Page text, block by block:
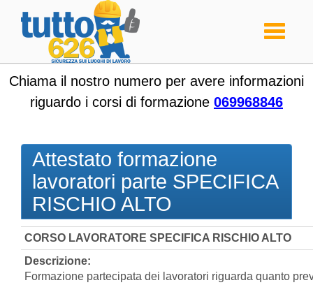
Toggle
Chiama il nostro numero per avere informazioni
riguardo i corsi di formazione 069968846
Attestato formazione
lavoratori parte SPECIFICA
RISCHIO ALTO
CORSO LAVORATORE SPECIFICA RISCHIO ALTO
Descrizione:
Formazione partecipata dei lavoratori riguarda quanto